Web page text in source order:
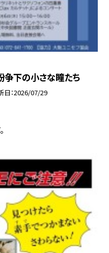
下の小さな瞳たち
日 2026/07/29